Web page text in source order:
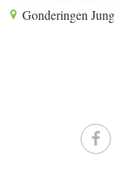
Gonderingen